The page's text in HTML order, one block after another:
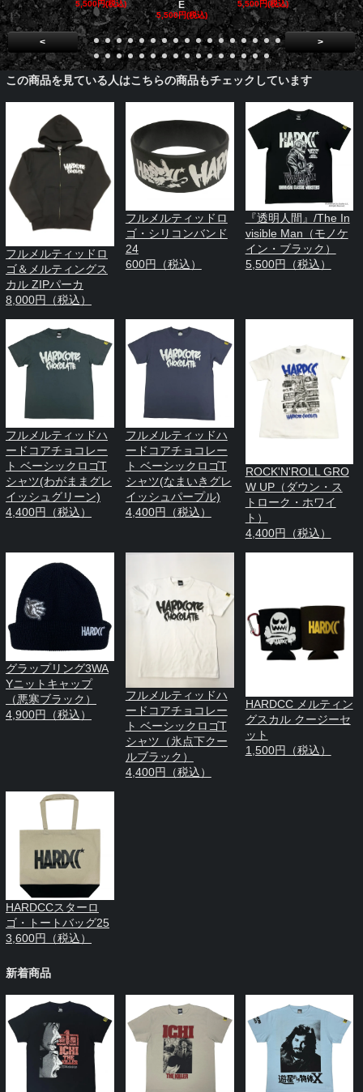
5,500円(税込) E
5,500円(税込)
5,500円(税込) 5,500円(税
< >
この商品を見ている人はこちらの商品もチェックしています
フルメルティッドロ
ゴ＆メルティングス
カル ZIPパーカ
8,000円（税込）
フルメルティッドロ
ゴ・シリコンバンド
24
600円（税込）
『透明人間』/The In
visible Man（モノケ
イン・ブラック）
5,500円（税込）
フルメルティッドハ
ードコアチョコレー
ト ベーシックロゴT
シャツ(わがままグレ
イッシュグリーン)
4,400円（税込）
フルメルティッドハ
ードコアチョコレー
ト ベーシックロゴT
シャツ(なまいきグレ
イッシュパープル)
4,400円（税込）
ROCK'N'ROLL GRO
W UP（ダウン・ス
トローク・ホワイ
ト）
4,400円（税込）
グラップリング3WA
Yニットキャップ
（悪寒ブラック）
4,900円（税込）
フルメルティッドハ
ードコアチョコレー
ト ベーシックロゴT
シャツ（氷点下クー
ルブラック）
4,400円（税込）
HARDCC メルティン
グスカル クージーセ
ット
1,500円（税込）
HARDCCスターロ
ゴ・トートバッグ25
3,600円（税込）
新着商品